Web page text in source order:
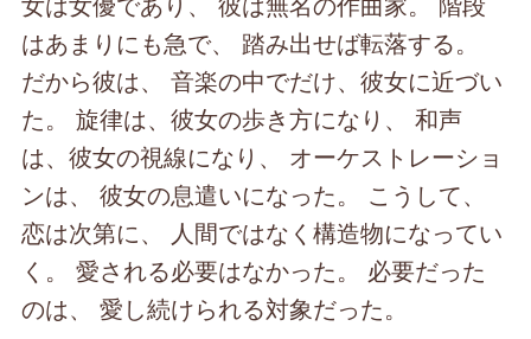
はあまりにも急で、 踏み出せば転落する。
だから彼は、 音楽の中でだけ、彼女に近づい
た。 旋律は、彼女の歩き方になり、 和声
は、彼女の視線になり、 オーケストレーショ
ンは、 彼女の息遣いになった。 こうして、
恋は次第に、 人間ではなく構造物になってい
く。 愛される必要はなかった。 必要だった
のは、 愛し続けられる対象だった。